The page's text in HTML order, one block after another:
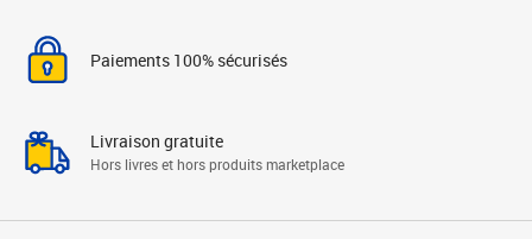
Paiements 100% sécurisés
Livraison gratuite
Hors livres et hors produits marketplace